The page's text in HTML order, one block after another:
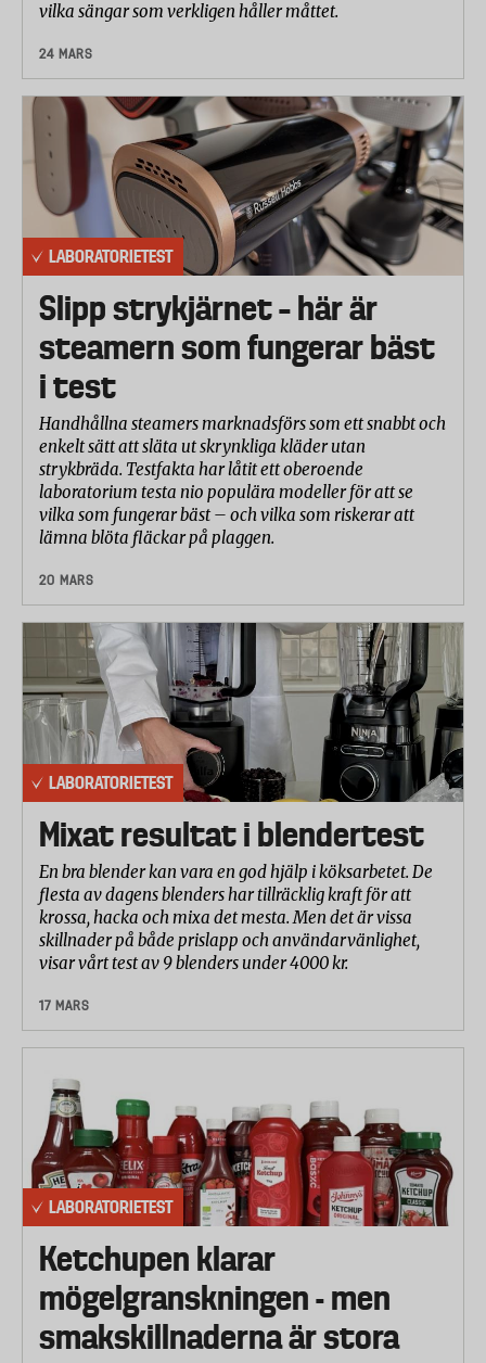
vilka sängar som verkligen håller måttet.
24 MARS
LABORATORIETEST
Slipp strykjärnet – här är
steamern som fungerar bäst
i test
Handhållna steamers marknadsförs som ett snabbt och
enkelt sätt att släta ut skrynkliga kläder utan
strykbräda. Testfakta har låtit ett oberoende
laboratorium testa nio populära modeller för att se
vilka som fungerar bäst – och vilka som riskerar att
lämna blöta fläckar på plaggen.
20 MARS
LABORATORIETEST
Mixat resultat i blendertest
En bra blender kan vara en god hjälp i köksarbetet. De
flesta av dagens blenders har tillräcklig kraft för att
krossa, hacka och mixa det mesta. Men det är vissa
skillnader på både prislapp och användarvänlighet,
visar vårt test av 9 blenders under 4000 kr.
17 MARS
LABORATORIETEST
Ketchupen klarar
mögelgranskningen - men
smakskillnaderna är stora